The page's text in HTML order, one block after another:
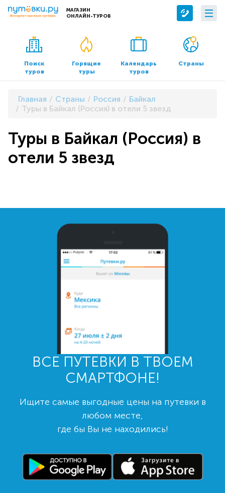
МАГАЗИН
ОНЛАЙН-ТУРОВ
Сервисы
Бронирование отелей
Трансфер
О компании
О нас
Контакты
Документы и реквизиты
Поиск
туров
Горящие
туры
Календарь
туров
Страны
Главная Страны Россия
Байкал
Туры в Байкал (Россия) в отели 5 звезд
Туры в Байкал (Россия) в
отели 5 звезд
ВСЕ ПУТЕВКИ В ТВОЕМ
СМАРТФОНЕ!
Ищите самые выгодные цены на путевки в
любом месте,
где бы Вы не находились!